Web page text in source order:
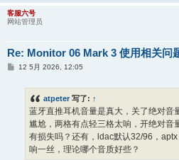
客服六号
网站管理员
Re: Monitor 06 Mark 3 使用相关问
帖12 5月 2026, 12:05
atpeter 写了: ↑
蓝牙直推耳机音量是真大，关了绝对音
尴尬，两格有点轻三格太响，开绝对音
有损失吗？还有，ldac默认32/96，
响一丝，理论哪个音质好些？